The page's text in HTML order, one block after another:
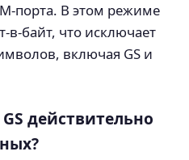
порта. В этом режиме
в-байт, что исключает
включая GS и
действительно